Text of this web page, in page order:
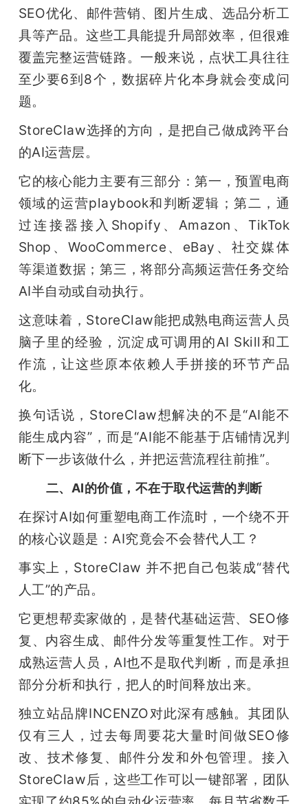
SEO优化、邮件营销、图片生成、选品分析工
具等产品。这些工具能提升局部效率，但很难
覆盖完整运营链路。一般来说，点状工具往往
至少要6到8个，数据碎片化本身就会变成问
题。
StoreClaw选择的方向，是把自己做成跨平台
的AI运营层。
它的核心能力主要有三部分：第一，预置电商
领域的运营playbook和判断逻辑；第二，通
过连接器接入Shopify、Amazon、TikTok
Shop、WooCommerce、eBay、社交媒体
等渠道数据；第三，将部分高频运营任务交给
AI半自动或自动执行。
这意味着，StoreClaw能把成熟电商运营人员
脑子里的经验，沉淀成可调用的AI Skill和工
作流，让这些原本依赖人手拼接的环节产品
化。
换句话说，StoreClaw想解决的不是“AI能不
能生成内容”，而是“AI能不能基于店铺情况判
断下一步该做什么，并把运营流程往前推”。
二、AI的价值，不在于取代运营的判断
在探讨AI如何重塑电商工作流时，一个绕不开
的核心议题是：AI究竟会不会替代人工？
事实上，StoreClaw 并不把自己包装成“替代
人工”的产品。
它更想帮卖家做的，是替代基础运营、SEO修
复、内容生成、邮件分发等重复性工作。对于
成熟运营人员，AI也不是取代判断，而是承担
部分分析和执行，把人的时间释放出来。
独立站品牌INCENZO对此深有感触。其团队
仅有三人，过去每周要花大量时间做SEO修
改、技术修复、邮件分发和外包管理。接入
StoreClaw后，这些工作可以一键部署，团队